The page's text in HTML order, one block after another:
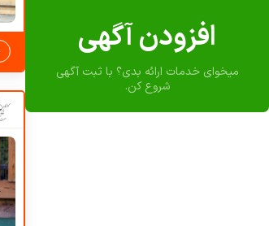
افزودن آگهی
میخوای خدمات ارائه بدی؟ با ثبت آگهی
شروع کن.